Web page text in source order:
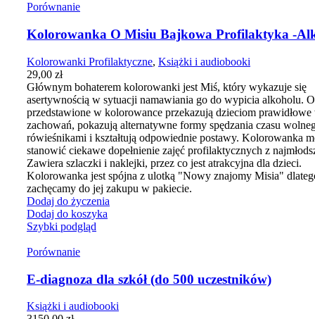
Porównanie
Kolorowanka O Misiu Bajkowa Profilaktyka -
Kolorowanki Profilaktyczne, Książki i audiobooki
29,00 zł
Głównym bohaterem kolorowanki jest Miś, który wykazuje się
asertywnością w sytuacji namawiania go do wypicia alkoholu.
przedstawione w kolorowance przekazują dzieciom prawidłowe
zachowań, pokazują alternatywne formy spędzania czasu
rówieśnikami i kształtują odpowiednie postawy. Kolorowanka
stanowić ciekawe dopełnienie zajęć profilaktycznych z
Zawiera szlaczki i naklejki, przez co jest atrakcyjna dla dzieci.
Kolorowanka jest spójna z ulotką "Nowy znajomy Misia"
zachęcamy do jej zakupu w pakiecie.
Dodaj do życzenia
Dodaj do koszyka
Szybki podgląd
Porównanie
E-diagnoza dla szkół (do 500 uczestników)
Książki i audiobooki